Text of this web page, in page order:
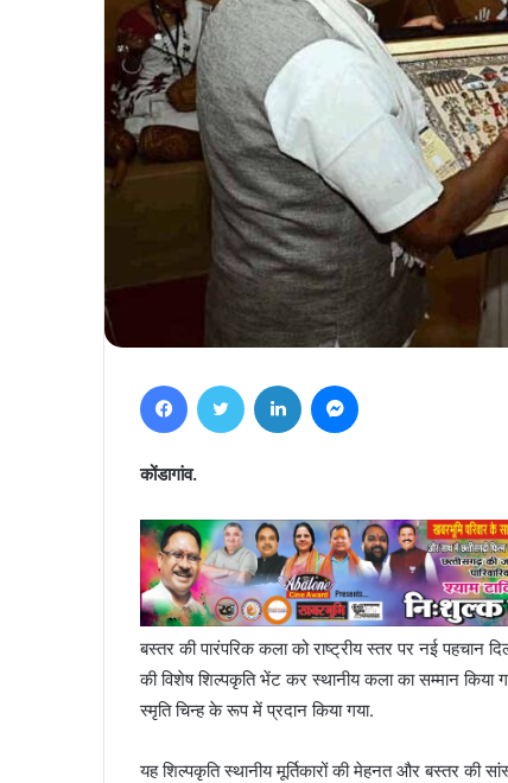
कोंडागांव.
बस्तर की पारंपरिक कला को राष्ट्रीय स्तर पर नई पहचान
की विशेष शिल्पकृति भेंट कर स्थानीय कला का सम्मान किया
स्मृति चिन्ह के रूप में प्रदान किया गया.
यह शिल्पकृति स्थानीय मूर्तिकारों की मेहनत और बस्तर की